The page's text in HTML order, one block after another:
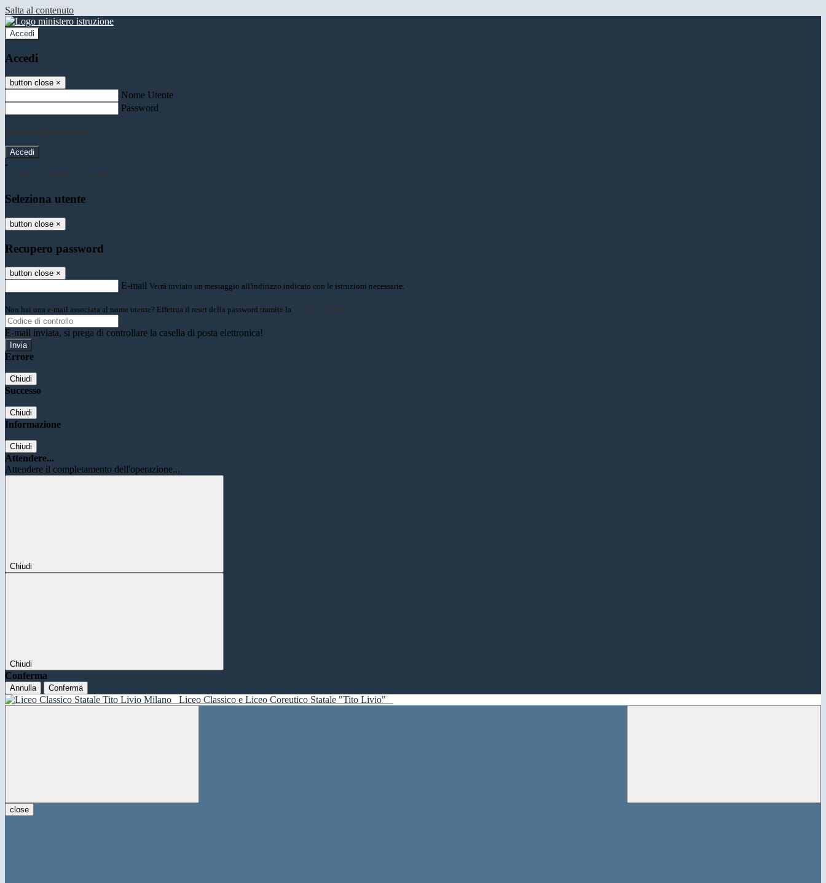
Salta al contenuto
Accedi
Accedi
button close ×
Nome Utente
Password
-
Seleziona utente
button close ×
Recupero password
button close ×
E-mail Verrà inviato un messaggio all'indirizzo indicato con le istruzioni necessarie.
Non hai una e-mail associata al nome utente? Effettua il reset della password tramite la
E-mail inviata, si prega di controllare la casella di posta elettronica!
Errore
Chiudi
Successo
Chiudi
Informazione
Chiudi
Attendere...
Attendere il completamento dell'operazione...
Chiudi
Chiudi
Conferma
Annulla Conferma
Liceo Classico e Liceo Coreutico Statale "Tito Livio"
close